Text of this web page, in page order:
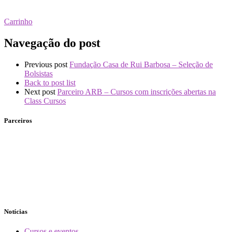
Carrinho
Navegação do post
Previous post Fundação Casa de Rui Barbosa – Seleção de
Bolsistas
Back to post list
Next post Parceiro ARB – Cursos com inscrições abertas na
Class Cursos
Parceiros
Notícias